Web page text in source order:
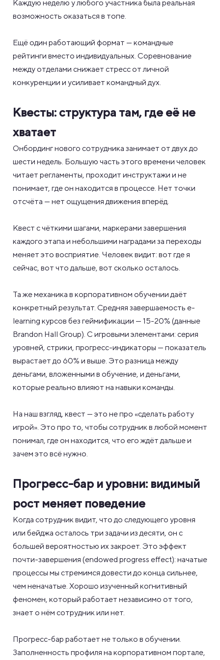
Каждую неделю у любого участника была реальная
возможность оказаться в топе.
Ещё один работающий формат — командные
рейтинги вместо индивидуальных. Соревнование
между отделами снижает стресс от личной
конкуренции и усиливает командный дух.
Квесты: структура там, где её не
хватает
Онбординг нового сотрудника занимает от двух до
шести недель. Большую часть этого времени человек
читает регламенты, проходит инструктажи и не
понимает, где он находится в процессе. Нет точки
отсчёта — нет ощущения движения вперёд.
Квест с чёткими шагами, маркерами завершения
каждого этапа и небольшими наградами за переходы
меняет это восприятие. Человек видит: вот где я
сейчас, вот что дальше, вот сколько осталось.
Та же механика в корпоративном обучении даёт
конкретный результат. Средняя завершаемость e-
learning курсов без геймификации — 15-20% (данные
Brandon Hall Group). С игровыми элементами: серия
уровней, стрики, прогресс-индикаторы — показатель
вырастает до 60% и выше. Это разница между
деньгами, вложенными в обучение, и деньгами,
которые реально влияют на навыки команды.
На наш взгляд, квест — это не про «сделать работу
игрой». Это про то, чтобы сотрудник в любой момент
понимал, где он находится, что его ждёт дальше и
зачем это всё нужно.
Прогресс-бар и уровни: видимый
рост меняет поведение
Когда сотрудник видит, что до следующего уровня
или бейджа осталось три задачи из десяти, он с
большей вероятностью их закроет. Это эффект
почти-завершения (endowed progress effect): начатые
процессы мы стремимся довести до конца сильнее,
чем неначатые. Хорошо изученный когнитивный
феномен, который работает независимо от того,
знает о нём сотрудник или нет.
Прогресс-бар работает не только в обучении.
Заполненность профиля на корпоративном портале,